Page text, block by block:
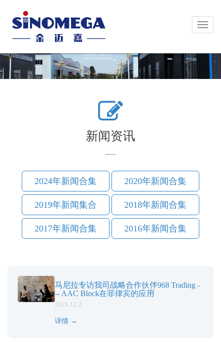
Toggle
Toggle
新闻资讯
2024年新闻合集 2020年新闻合集
2019年新闻集合 2018年新闻合集
2017年新闻合集 2016年新闻合集
马尼拉专访我司战略合作伙伴968 Trading -
-- AAC Block在菲律宾的应用
2021.11.2
详情 →